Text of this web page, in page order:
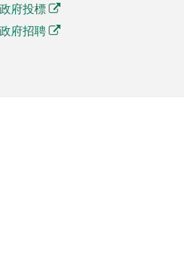
政府投標
政府招聘